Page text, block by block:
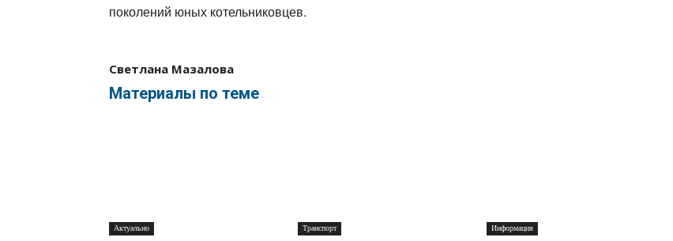
поколений юных котельниковцев.
Светлана Мазалова
Материалы по теме
Актуально Транспорт Информация